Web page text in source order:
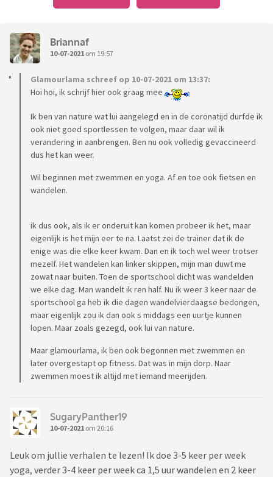
Briannaf
10-07-2021 om 19:57
Glamourlama schreef op 10-07-2021 om 13:37:
Hoi hoi, ik schrijf hier ook graag mee
Ik ben van nature wat lui aangelegd en in de coronatijd durfde ik
ook niet goed sportlessen te volgen, maar daar wil ik
verandering in aanbrengen. Ben nu ook volledig gevaccineerd
dus het kan weer.
Wil beginnen met zwemmen en yoga. Af en toe ook fietsen en
wandelen.
ik dus ook, als ik er onderuit kan komen probeer ik het, maar
eigenlijk is het mijn eer te na. Laatst zei de trainer dat ik de
enige was die elke keer kwam. Dan en ik toch wel weer trotser
mezelf. Het wandelen kan linker skippen, mijn man duwt me
zowat naar buiten. Toen de sportschool dicht was wandelden
we elke dag. Man wandelt ik ren half. Nu ik weer 3 keer naar de
sportschool ga heb ik die dagen wandelvierdaagse bedongen,
maar eigenlijk zou ik dan ook s middags een uurtje kunnen
lopen. Maar zoals gezegd, ook lui van nature.
Maar glamourlama, ik ben ook begonnen met zwemmen en
later overgestapt op fitness. Dat was in mijn dorp. Naar
zwemmen moest ik altijd met iemand meerijden.
SugaryPanther19
10-07-2021 om 20:16
Leuk om jullie verhalen te lezen! Ik doe 3-5 keer per week
yoga, verder 3-4 keer per week ca 1,5 uur wandelen en 2 keer